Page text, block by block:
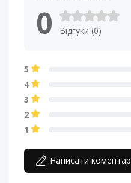
0 Відгуки (0)
5
4
3
2
1
Написати коментар